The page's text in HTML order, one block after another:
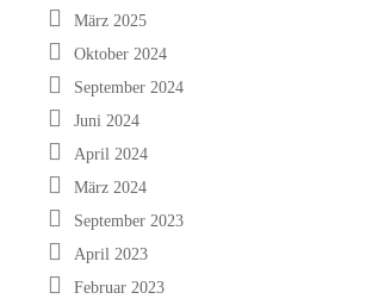
März 2025
Oktober 2024
September 2024
Juni 2024
April 2024
März 2024
September 2023
April 2023
Februar 2023